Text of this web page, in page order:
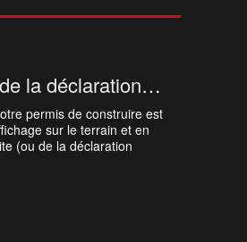
Affichage du permis de construire ou de la déclaration préalable
permis de construire est
sur le terrain et en
(ou de la déclaration